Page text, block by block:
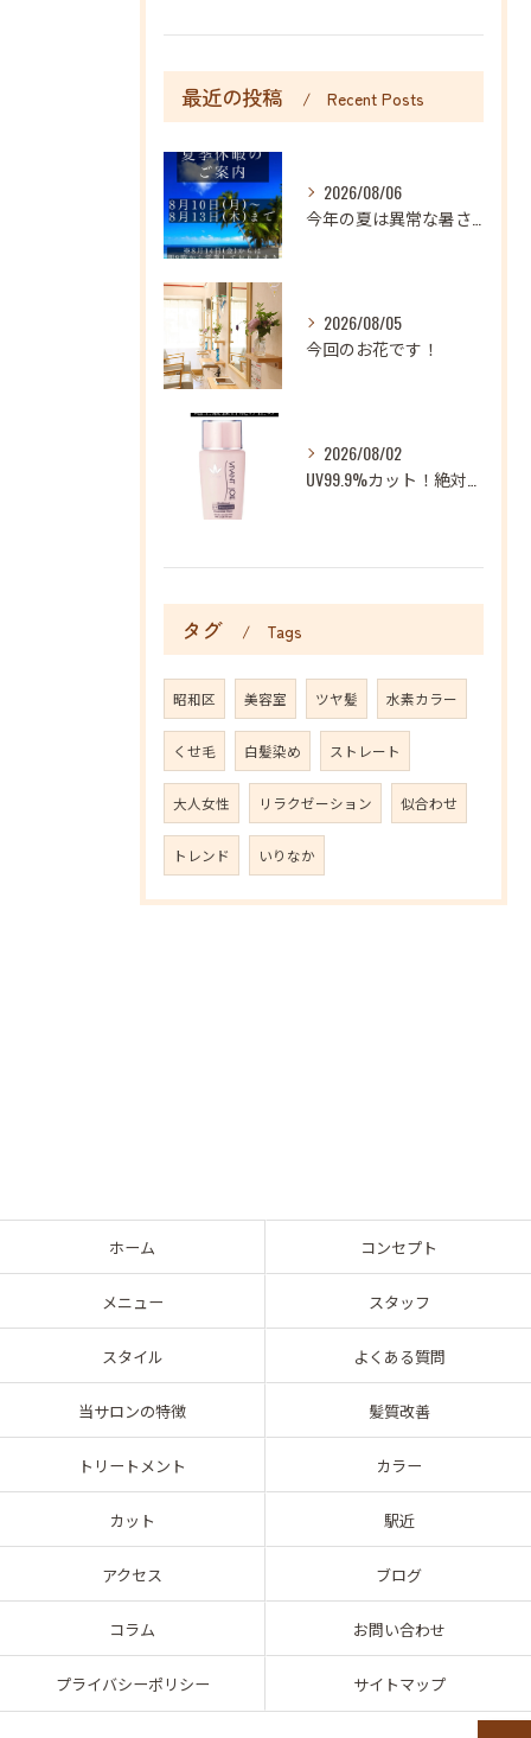
最近の投稿 Recent Posts
2026/08/06
2026/08/05
今回のお花です！
2026/08/02
タグ Tags
昭和区 美容室 ツヤ髪 水素カラー
くせ毛 白髪染め ストレート
大人女性 リラクゼーション 似合わせ
トレンド いりなか
ホーム コンセプト
メニュー スタッフ
スタイル よくある質問
当サロンの特徴 髪質改善
トリートメント カラー
カット 駅近
アクセス ブログ
コラム お問い合わせ
プライバシーポリシー サイトマップ